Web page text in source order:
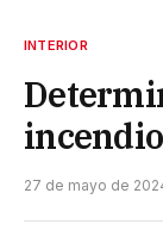
INTERIOR
27 de mayo de